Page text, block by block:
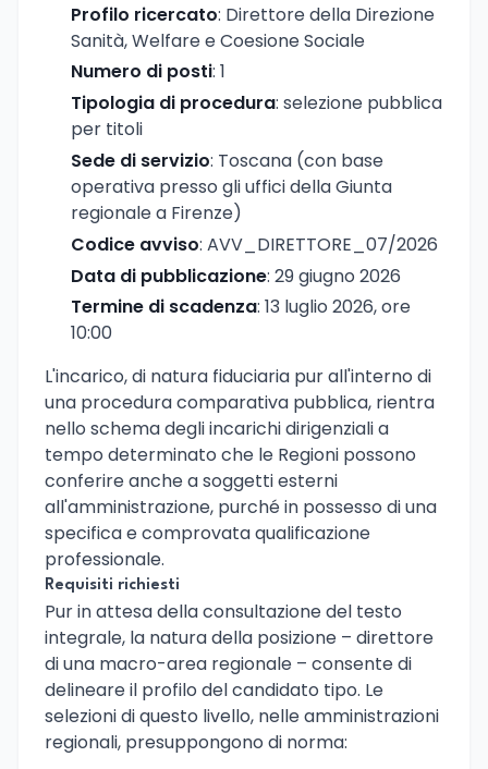
Profilo ricercato: Direttore della Direzione
Sanità, Welfare e Coesione Sociale
Numero di posti: 1
Tipologia di procedura: selezione pubblica
per titoli
Sede di servizio: Toscana (con base
operativa presso gli uffici della Giunta
regionale a Firenze)
Codice avviso: AVV_DIRETTORE_07/2026
Data di pubblicazione: 29 giugno 2026
Termine di scadenza: 13 luglio 2026, ore
10:00
L'incarico, di natura fiduciaria pur all'interno di
una procedura comparativa pubblica, rientra
nello schema degli incarichi dirigenziali a
tempo determinato che le Regioni possono
conferire anche a soggetti esterni
all'amministrazione, purché in possesso di una
specifica e comprovata qualificazione
professionale.
Requisiti richiesti
Pur in attesa della consultazione del testo
integrale, la natura della posizione – direttore
di una macro-area regionale – consente di
delineare il profilo del candidato tipo. Le
selezioni di questo livello, nelle amministrazioni
regionali, presuppongono di norma: